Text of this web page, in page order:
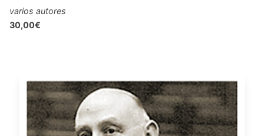
varios autores
30,00€